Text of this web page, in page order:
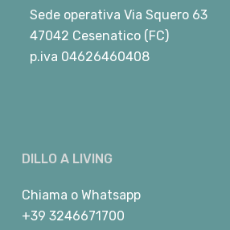
Sede operativa Via Squero 63
47042 Cesenatico (FC)
p.iva 04626460408
DILLO A LIVING
Chiama o Whatsapp
+39 3246671700